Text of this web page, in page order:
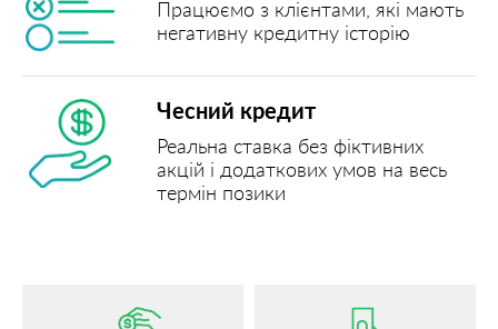
Працюємо з клієнтами, які мають
негативну кредитну історію
Чесний кредит
Реальна ставка без фіктивних
акцій і додаткових умов на весь
термін позики